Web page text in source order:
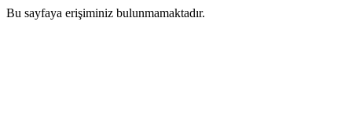
Bu sayfaya erişiminiz bulunmamaktadır.